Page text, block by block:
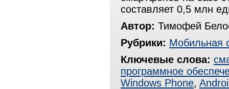
составляет 0,5 млн
Автор: Тимофей
Рубрики: Мобильная
Ключевые слова:
программное
Windows Phone,